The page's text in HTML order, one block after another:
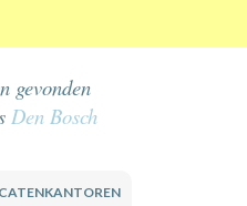
gevonden
Den Bosch